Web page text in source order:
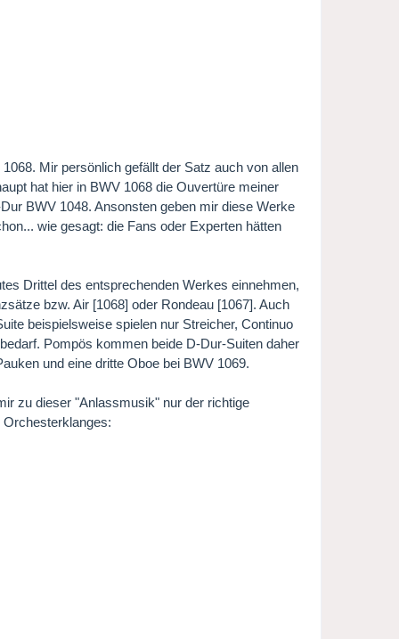
Mir persönlich gefällt der Satz auch von allen
hat hier in BWV 1068 die Ouvertüre meiner
BWV 1048. Ansonsten geben mir diese Werke
wie gesagt: die Fans oder Experten hätten
Drittel des entsprechenden Werkes einnehmen,
bzw. Air [1068] oder Rondeau [1067]. Auch
beispielsweise spielen nur Streicher, Continuo
Pompös kommen beide D-Dur-Suiten daher
und eine dritte Oboe bei BWV 1069.
zu dieser "Anlassmusik" nur der richtige